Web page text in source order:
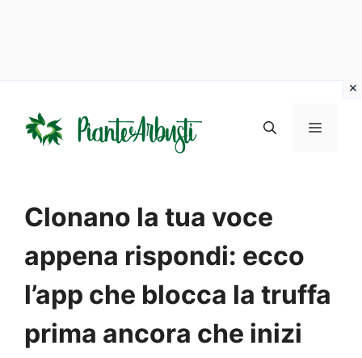
contenuto
MENU
Clonano la tua voce
appena rispondi: ecco
l’app che blocca la truffa
prima ancora che inizi